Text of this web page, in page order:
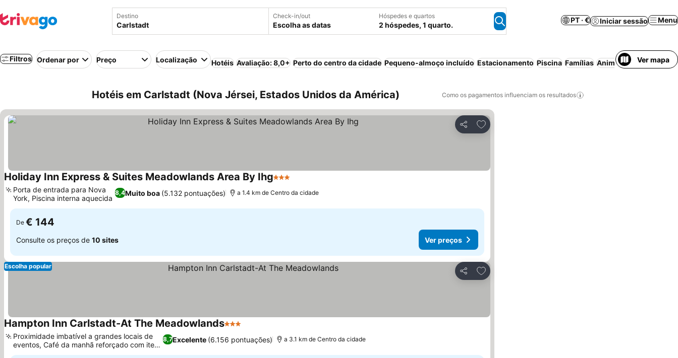
Destino Check-in/out
Escolha as datas
Hóspedes e quartos
2 hóspedes, 1 quarto.
PT · € Iniciar sessão Menu
Filtros Ordenar por Preço Localização Hotéis Avaliação: 8,0+ Perto do centro da cidade Pequeno-almoço incluído Estacionamento Piscina Famílias Animais permitidos
Ver mapa
Hotéis em Carlstadt (Nova Jérsei, Estados Unidos da América) Como os pagamentos influenciam os resultados
Partilhar
Adicionar aos favoritos
Holiday Inn Express & Suites Meadowlands Area By Ihg3 Estrelas
8,4Muito boa (5.132 pontuações)
Porta de entrada para Nova
York, Piscina interna aquecida
a 1.4 km de Centro da cidade
De € 144
Consulte os preços de 10 sites Ver preços
Partilhar
Adicionar aos favoritos
Escolha popular
Hampton Inn Carlstadt-At The Meadowlands3 Estrelas
8,7Excelente (6.156 pontuações)
Proximidade imbatível a grandes locais de
eventos, Café da manhã reforçado com itens
de padaria local
a 3.1 km de Centro da cidade